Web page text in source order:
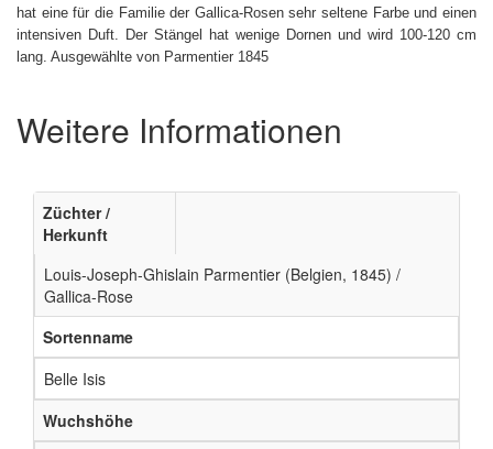
hat eine für die Familie der Gallica-Rosen sehr seltene Farbe und einen
intensiven Duft. Der Stängel hat wenige Dornen und wird 100-120 cm
lang. Ausgewählte von Parmentier 1845
Weitere Informationen
Züchter /
Herkunft
Louis-Joseph-Ghislain Parmentier (Belgien, 1845) /
Gallica-Rose
Sortenname
Belle Isis
Wuchshöhe